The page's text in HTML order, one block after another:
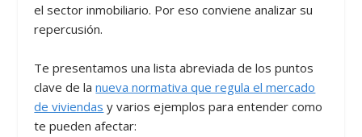
el sector inmobiliario. Por eso conviene analizar su
repercusión.
Te presentamos una lista abreviada de los puntos
clave de lanueva normativa que regula el mercado
de viviendas y varios ejemplos para entender como
te pueden afectar: